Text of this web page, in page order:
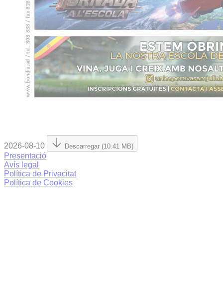
2026-08-10 Descarregar (10.41 MB)
Presentació
Avís legal
Política de Privacitat
Política de Cookies